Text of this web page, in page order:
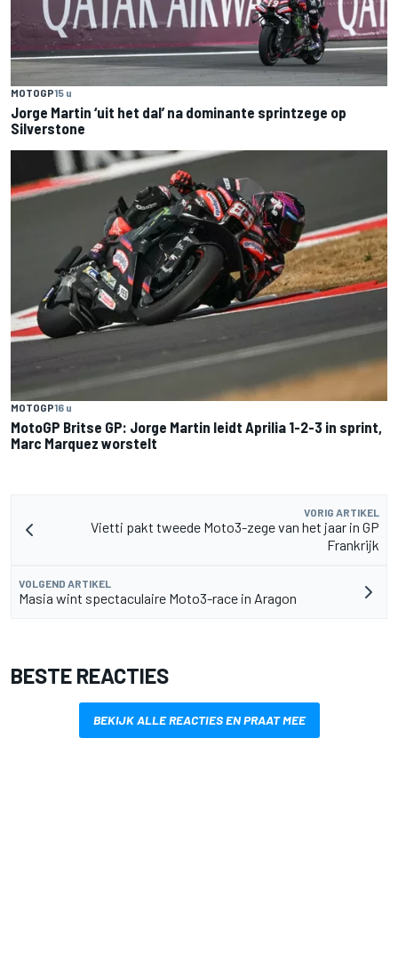
MOTOGP15 u
Jorge Martin ‘uit het dal’ na dominante sprintzege op
Silverstone
MOTOGP16 u
MotoGP Britse GP: Jorge Martin leidt Aprilia 1-2-3 in sprint,
Marc Marquez worstelt
VORIG ARTIKEL
Vietti pakt tweede Moto3-zege van het jaar in GP
Frankrijk
VOLGEND ARTIKEL
Masia wint spectaculaire Moto3-race in Aragon
BESTE REACTIES
BEKIJK ALLE REACTIES EN PRAAT MEE